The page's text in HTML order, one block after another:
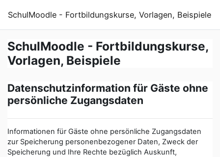
SchulMoodle - Fortbildungskurse, Vorlagen, Beispiele
SchulMoodle - Fortbildungskurse,
Vorlagen, Beispiele
Datenschutzinformation für Gäste ohne
persönliche Zugangsdaten
Informationen für Gäste ohne persönliche Zugangsdaten
zur Speicherung personenbezogener Daten, Zweck der
Speicherung und Ihre Rechte bezüglich Auskunft,